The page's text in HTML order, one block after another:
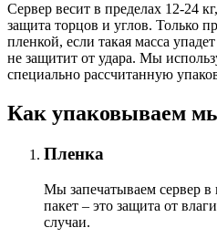
Сервер весит в пределах 12-24
защита торцов и углов. Только
пленкой, если такая масса
не защитит от удара. Мы
специально расcчитанную
Как упаковываем
Пленка
Мы запечатываем сервер
пакет – это защита от
случаи.